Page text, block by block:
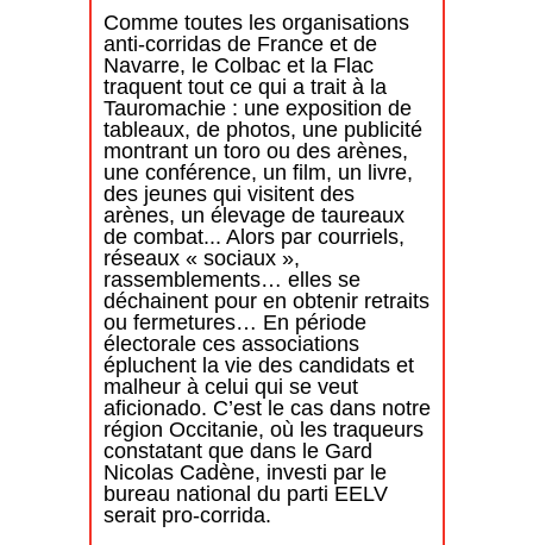
onn
age
Comme toutes les organisations
anti-corridas de France et de
Navarre, le Colbac et la Flac
traquent tout ce qui a trait à la
Tauromachie : une exposition de
tableaux, de photos, une publicité
montrant un toro ou des arènes,
une conférence, un film, un livre,
des jeunes qui visitent des
arènes, un élevage de taureaux
de combat... Alors par courriels,
réseaux « sociaux »,
rassemblements… elles se
déchainent pour en obtenir retraits
ou fermetures… En période
électorale ces associations
épluchent la vie des candidats et
malheur à celui qui se veut
aficionado. C’est le cas dans notre
région Occitanie, où les traqueurs
constatant que dans le Gard
Nicolas Cadène, investi par le
bureau national du parti EELV
serait pro-corrida.